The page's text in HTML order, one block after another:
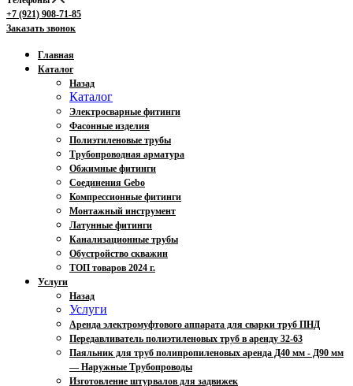
+7 (921) 908-71-85
Заказать звонок
Главная
Каталог
Назад
Каталог
Электросварные фитинги
Фасонные изделия
Полиэтиленовые трубы
Трубопроводная арматура
Обжимные фитинги
Соединения Gebo
Компрессионные фитинги
Монтажный инструмент
Латунные фитинги
Канализационные трубы
Обустройство скважин
ТОП товаров 2024 г.
Услуги
Назад
Услуги
Аренда электромуфтового аппарата для сварки труб ПНД
Передавливатель полиэтиленовых труб в аренду 32-63
Паяльник для труб полипропиленовых аренда Д40 мм - Д90 мм
— Наружные Трубопроводы
Изготовление штурвалов для задвижек